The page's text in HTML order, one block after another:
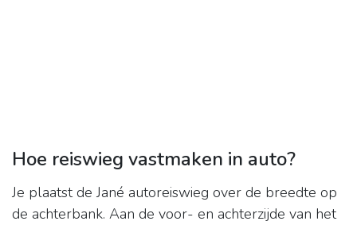
Hoe reiswieg vastmaken in auto?
Je plaatst de Jané autoreiswieg over de breedte op
de achterbank. Aan de voor- en achterzijde van het